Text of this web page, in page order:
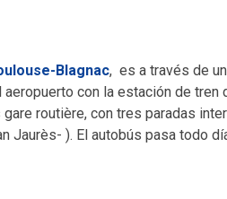
Blagnac, es a través de
con la estación de tren
routière, con tres paradas
Jaurès- ). El autobús pasa todo